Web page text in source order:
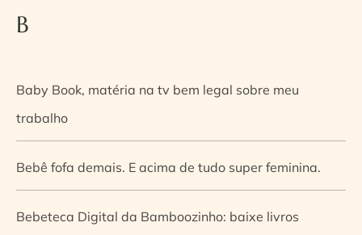
B
Baby Book, matéria na tv bem legal sobre meu
trabalho
Bebê fofa demais. E acima de tudo super feminina.
Bebeteca Digital da Bamboozinho: baixe livros